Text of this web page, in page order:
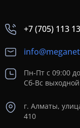
+7 (705) 113
Пн-Пт с 09:00
Сб-Вс выходной
г. Алматы,
410